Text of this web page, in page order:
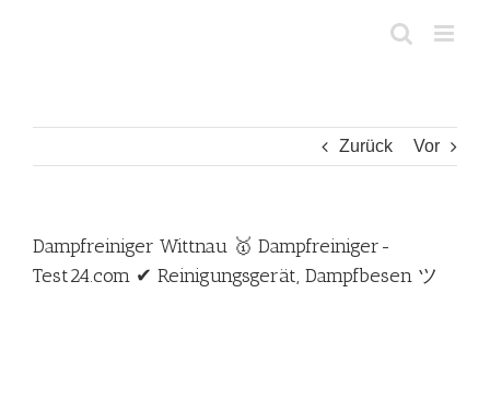
Zurück Vor
Dampfreiniger Wittnau 🥇 Dampfreiniger-
Test24.com ✔ Reinigungsgerät, Dampfbesen ツ